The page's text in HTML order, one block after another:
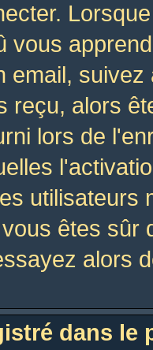
vous
email,
reçu, alors
lors de
utilisateurs
êtes sûr
alors
dans le